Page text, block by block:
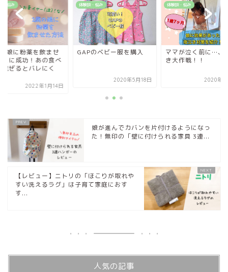
・悩み
娘に粉薬を飲ませ
とに成功！あの食べ
混ぜるとバレにく
2022年1月14日
体験談・悩み
GAPのベビー服を購入
2020年5月18日
体験談・悩み
ママが泣く前に…、
き大作戦！！
2020年9
娘が進んでカバンを片付けるようになっ
た！無印の「壁に付けられる家具 3連...
【レビュー】ニトリの「ほこりが取れや
すい洗えるラグ」は子育て家庭におす
す...
人気の記事